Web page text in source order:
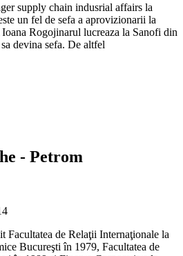
supply chain indusrial affairs la
un fel de sefa a aprovizionarii la
Rogojinarul lucreaza la Sanofi din
devina sefa. De altfel
- Petrom
Facultatea de Relaţii Internaţionale la
Bucureşti în 1979, Facultatea de